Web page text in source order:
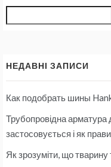
НЕДАВНІ ЗАПИСИ
Как подобрать шины
Трубопровідна
застосовується і як
Як зрозуміти, що